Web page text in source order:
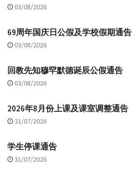
03/08/2026
69周年国庆日公假及学校假期通告
03/08/2026
回教先知穆罕默德诞辰公假通告
03/08/2026
2026年8月份上课及课室调整通告
31/07/2026
学生停课通告
31/07/2026